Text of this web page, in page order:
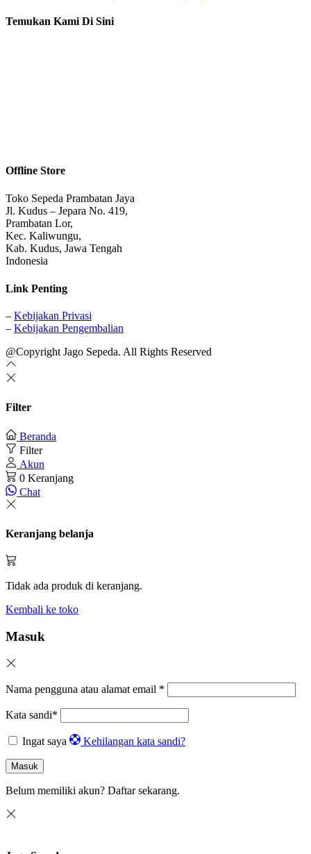
Temukan Kami Di Sini
Offline Store
Toko Sepeda Prambatan Jaya
Jl. Kudus – Jepara No. 419,
Prambatan Lor,
Kec. Kaliwungu,
Kab. Kudus, Jawa Tengah
Indonesia
Link Penting
– Kebijakan Privasi
– Kebijakan Pengembalian
@Copyright Jago Sepeda. All Rights Reserved
Filter
Beranda
Filter
Akun
0 Keranjang
Chat
Keranjang belanja
Tidak ada produk di keranjang.
Kembali ke toko
Masuk
Nama pengguna atau alamat email *
Kata sandi*
Ingat saya Kehilangan kata sandi?
Masuk
Belum memiliki akun? Daftar sekarang.